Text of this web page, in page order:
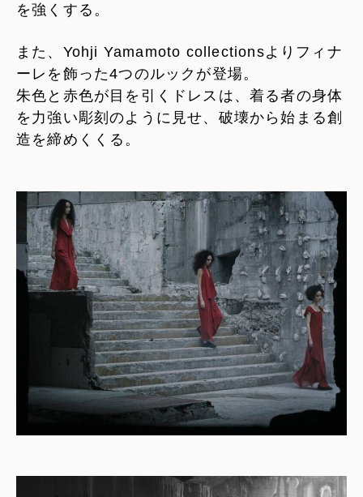
を強くする。
また、Yohji Yamamoto collectionsよりフィナ
ーレを飾った4つのルックが登場。
朱色と赤色が目を引くドレスは、着る者の身体
を力強い彫刻のように見せ、破壊から始まる創
造を締めくくる。